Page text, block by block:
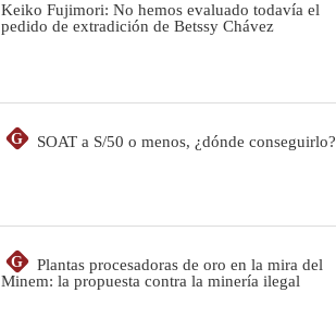
Keiko Fujimori: No hemos evaluado todavía el
pedido de extradición de Betssy Chávez
G SOAT a S/50 o menos, ¿dónde conseguirlo?
G
Plantas procesadoras de oro en la mira del
Minem: la propuesta contra la minería ilegal